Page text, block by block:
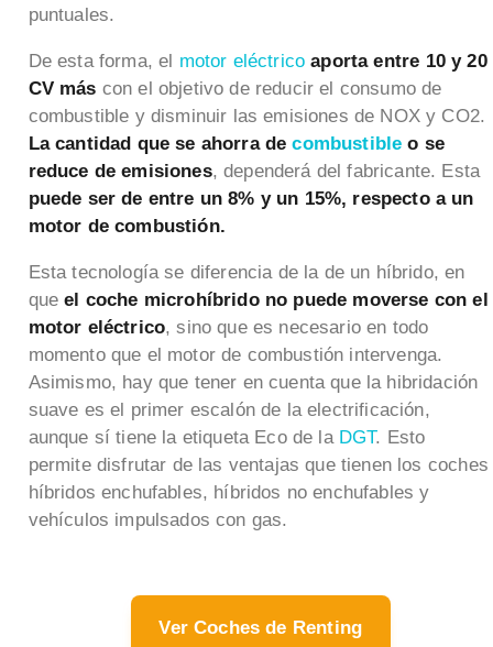
puntuales.
De esta forma, el motor eléctrico aporta entre 10 y 20
CV más con el objetivo de reducir el consumo de
combustible y disminuir las emisiones de NOX y CO2.
La cantidad que se ahorra decombustibleo se
reduce de emisiones, dependerá del fabricante. Esta
puede ser de entre un 8% y un 15%, respecto a un
motor de combustión.
Esta tecnología se diferencia de la de un híbrido, en
queel coche microhíbrido no puede moverse con el
motor eléctrico, sino que es necesario en todo
momento que el motor de combustión intervenga.
Asimismo, hay que tener en cuenta que la hibridación
suave es el primer escalón de la electrificación,
aunque sí tiene la etiqueta Eco de la DGT. Esto
permite disfrutar de las ventajas que tienen los coches
híbridos enchufables, híbridos no enchufables y
vehículos impulsados con gas.
Ver Coches de Renting